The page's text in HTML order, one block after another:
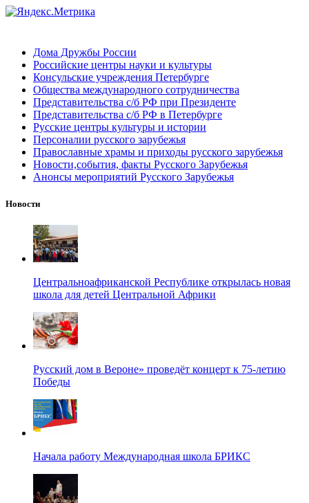
Дома Дружбы России
Российские центры науки и культуры
Консульские учреждения Петербурге
Общества международного сотрудничества
Представительства с/б РФ при Президенте
Представительства с/б РФ в Петербурге
Русские центры культуры и истории
Персоналии русского зарубежья
Православные храмы и приходы русского зарубежья
Новости,события, факты Русского Зарубежья
Анонсы мероприятий Русского Зарубежья
Новости
Центральноафриканской Республике открылась новая
школа для детей Центральной Африки
Русский дом в Вероне» проведёт концерт к 75-летию
Победы
Начала работу Международная школа БРИКС